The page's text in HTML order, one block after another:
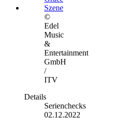
©
Edel
Music
&
Entertainment
GmbH
/
ITV
Details
Serienchecks
02.12.2022